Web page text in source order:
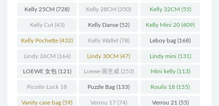
Kelly 25CM (728) Kelly 28CM (350) Kelly 32CM (55)
Kelly Cut(43) Kelly Danse(52) Kelly Mini 20 (409)
Kelly Pochette (432) Kelly Wallet(78) Leboy bag (168)
Lindy 26CM (164) Lindy 30CM (47) Lindy mini (131)
LOEWE 女包(121) Loewe 羅意威(253) Mini kelly(113)
Picotin Lock 18
(202)
Puzzle Bag (133) Roulis 18 (155)
Vanity case bag (59) Verrou 17(74) Verrou 21 (55)